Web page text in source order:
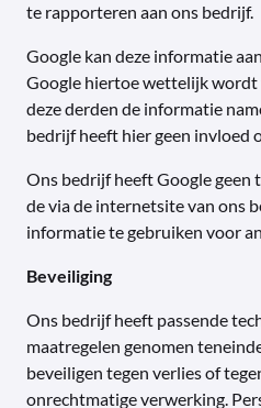
te rapporteren aan ons bedrijf.
Google kan deze informatie
Google hiertoe wettelijk
deze derden de informatie
bedrijf heeft hier geen invloed
Ons bedrijf heeft Google geen
de via de internetsite van ons
informatie te gebruiken voor
Beveiliging
Ons bedrijf heeft passende
maatregelen genomen
beveiligen tegen verlies of
onrechtmatige verwerking.